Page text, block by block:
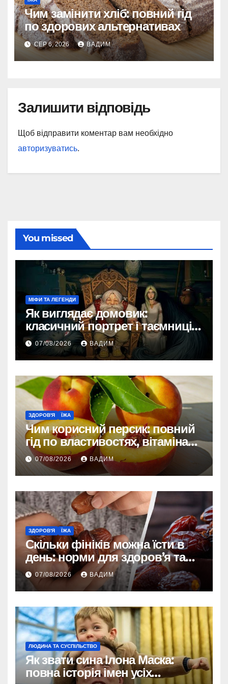
Чим замінити хліб: повний гід
по здорових альтернативах
СЕР 6, 2026 ВАДИМ
Залишити відповідь
Щоб відправити коментар вам необхідно
авторизуватись.
You missed
МІФИ ТА ЛЕГЕНДИ
Як виглядає домовик:
класичний портрет і таємниці
зовнішності
07/08/2026 ВАДИМ
ЗДОРОВ'Я ЇЖА
Чим корисний персик: повний
гід по властивостях, вітамінах і
впливі на організм
07/08/2026 ВАДИМ
ЗДОРОВ'Я ЇЖА
Скільки фініків можна їсти в
день: норми для здоров’я та
енергії
07/08/2026 ВАДИМ
ЛЮДИНА ТА СУСПІЛЬСТВО
Як звати сина Ілона Маска:
повна історія імен усіх